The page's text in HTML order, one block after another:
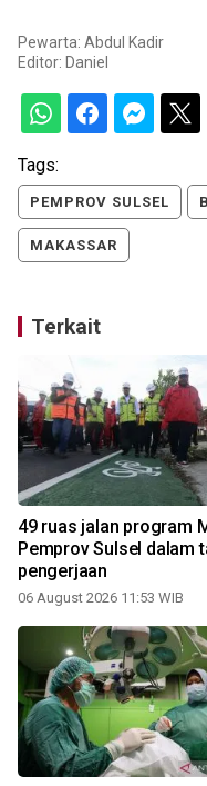
Pewarta: Abdul Kadir
Editor: Daniel
Tags:
PEMPROV SULSEL
MAKASSAR
Terkait
49 ruas jalan program
Pemprov Sulsel dalam
pengerjaan
06 August 2026 11:53 WIB